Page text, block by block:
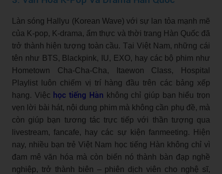
Làn sóng Hallyu (Korean Wave) với sự lan tỏa mạnh mẽ
của K-pop, K-drama, ẩm thực và thời trang Hàn Quốc đã
trở thành hiện tượng toàn cầu. Tại Việt Nam, những cái
tên như BTS, Blackpink, IU, EXO, hay các bộ phim như
Hometown Cha-Cha-Cha, Itaewon Class, Hospital
Playlist luôn chiếm vị trí hàng đầu trên các bảng xếp
hạng. Việc học tiếng Hàn không chỉ giúp bạn hiểu trọn
vẹn lời bài hát, nội dung phim mà không cần phụ đề, mà
còn giúp bạn tương tác trực tiếp với thần tượng qua
livestream, fancafe, hay các sự kiện fanmeeting. Hiện
nay, nhiều bạn trẻ Việt Nam học tiếng Hàn không chỉ vì
đam mê văn hóa mà còn biến nó thành bàn đạp nghề
nghiệp, trở thành biên – phiên dịch viên cho nghệ sĩ,